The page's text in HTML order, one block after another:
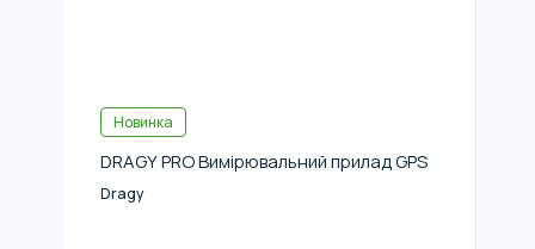
Новинка
DRAGY PRO Вимірювальний прилад GPS
Dragy